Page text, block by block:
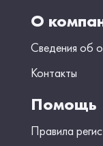
О
Сведения об
Контакты
Помощь
Правила